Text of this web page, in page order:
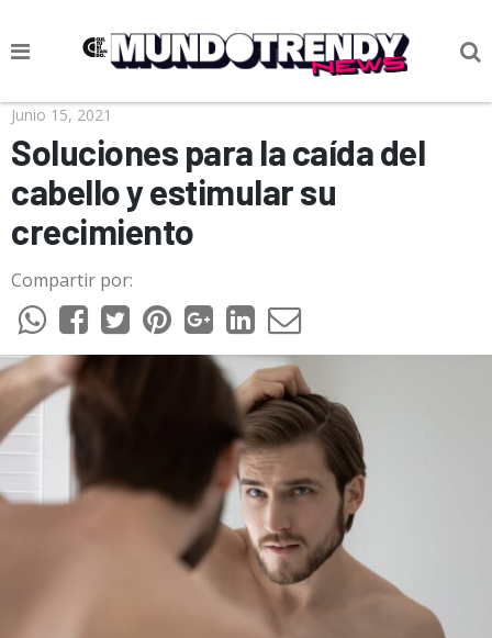
NOTICIAS
CULTURA POP
CIENCIA Y TECNOLOGÍA
VIDA
SOCIEDAD
CULTURIZANDO.COM
Junio 15, 2021
Soluciones para la caída del
cabello y estimular su
crecimiento
Compartir por: